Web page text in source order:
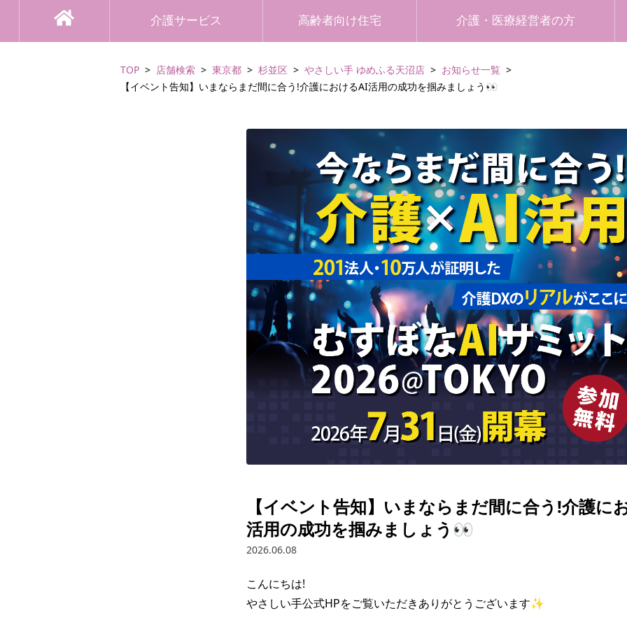
介護サービス 高齢者向け住宅 介護・医療経営者の方
TOP 店舗検索 東京都 杉並区 やさしい手 ゆめふる天沼店
お知らせ一覧
【イベント告知】いまならまだ間に合う!介護におけるAI活用の成功を掴みましょう👀
【イベント告知】いまならまだ間に合う!介護に
活用の成功を掴みましょう👀
2026.06.08
こんにちは!
やさしい手公式HPをご覧いただきありがとうございます✨